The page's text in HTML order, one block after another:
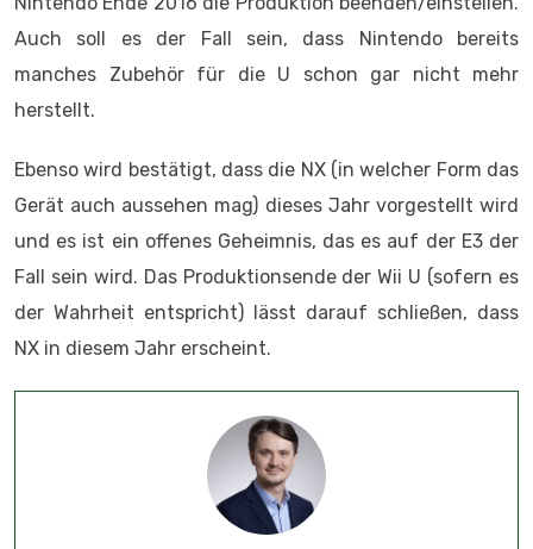
Auch soll es der Fall sein, dass Nintendo bereits
manches Zubehör für die U schon gar nicht mehr
herstellt.
Ebenso wird bestätigt, dass die NX (in welcher Form das
Gerät auch aussehen mag) dieses Jahr vorgestellt wird
und es ist ein offenes Geheimnis, das es auf der E3 der
Fall sein wird. Das Produktionsende der Wii U (sofern es
der Wahrheit entspricht) lässt darauf schließen, dass
NX in diesem Jahr erscheint.